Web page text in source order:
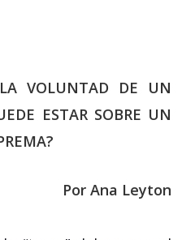
VOLUNTAD DE UN
ESTAR SOBRE UN
Por Ana Leyton